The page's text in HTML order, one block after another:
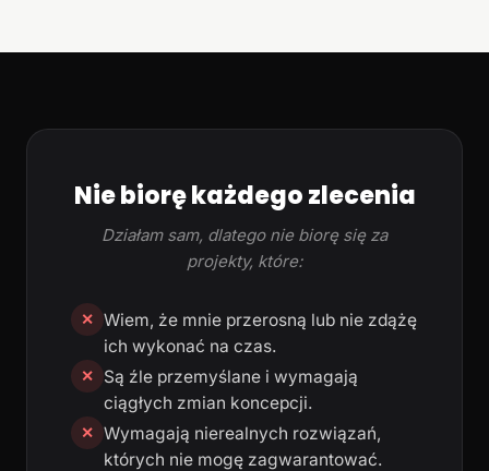
Nie biorę każdego zlecenia
Działam sam, dlatego nie biorę się za
projekty, które:
✕ Wiem, że mnie przerosną lub nie zdążę
ich wykonać na czas.
✕
Są źle przemyślane i wymagają
ciągłych zmian koncepcji.
✕ Wymagają nierealnych rozwiązań,
których nie mogę zagwarantować.